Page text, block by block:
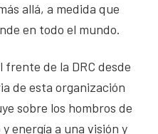
allá, a medida que
en todo el mundo.
de la DRC desde
de esta organización
sobre los hombros de
energía a una visión y